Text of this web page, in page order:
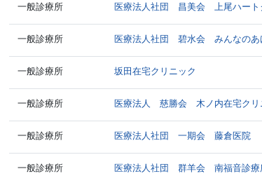
一般診療所 医療法人社団 昌美会 上尾ハート
一般診療所 医療法人社団 碧水会 みんなのあ
一般診療所 坂田在宅クリニック
一般診療所 医療法人 慈勝会 木ノ内在宅クリ
一般診療所 医療法人社団 一期会 藤倉医院
一般診療所 医療法人社団 群羊会 南福音診療